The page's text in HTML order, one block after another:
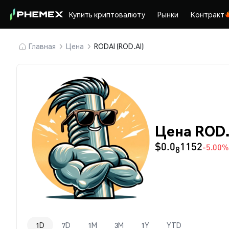
Купить криптовалюту Рынки Контракт
Главная Цена RODAI (ROD.AI)
Цена
$0.081152-5.00%
1D 7D 1M 3M 1Y YTD